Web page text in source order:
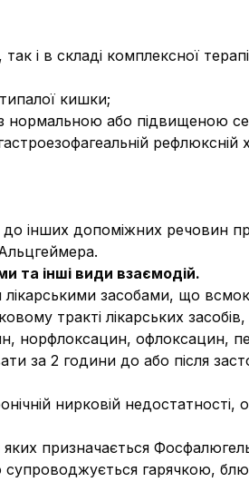
і в складі комплексної
кишки;
з нормальною або підвищеною
інших допоміжних речовин
та інші види взаємодій.
засобами, що
тракті лікарських
норфлоксацин, офлоксацин,
за 2 години до або після
нирковій
призначається
гарячкою,